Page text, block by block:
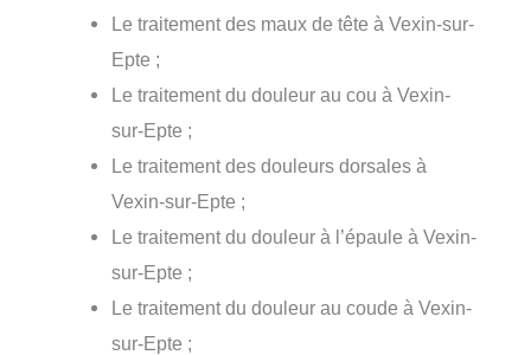
Le traitement des maux de tête à Vexin-sur-
Epte ;
Le traitement du douleur au cou à Vexin-
sur-Epte ;
Le traitement des douleurs dorsales à
Vexin-sur-Epte ;
Le traitement du douleur à l’épaule à Vexin-
sur-Epte ;
Le traitement du douleur au coude à Vexin-
sur-Epte ;